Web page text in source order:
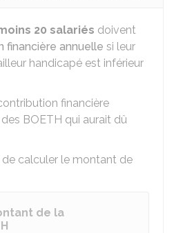
20 salariés doivent
financière annuelle si leur
handicapé est inférieur
financière
BOETH qui aurait dû
calculer le montant de
de la